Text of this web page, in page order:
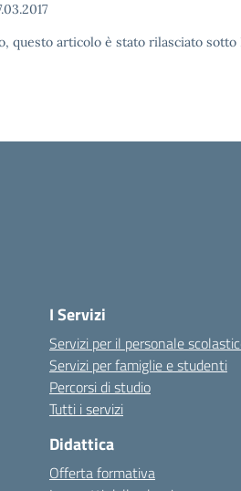
questo articolo è stato rilasciato
I Servizi
Servizi per il personale
Servizi per famiglie e studenti
Percorsi di studio
Tutti i servizi
Didattica
Offerta formativa